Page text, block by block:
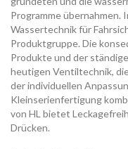
Programme übernahmen.
Wassertechnik für
Produktgruppe. Die
Produkte und der
heutigen Ventiltechnik,
der individuellen
Kleinserienfertigung
von HL bietet
Drücken.